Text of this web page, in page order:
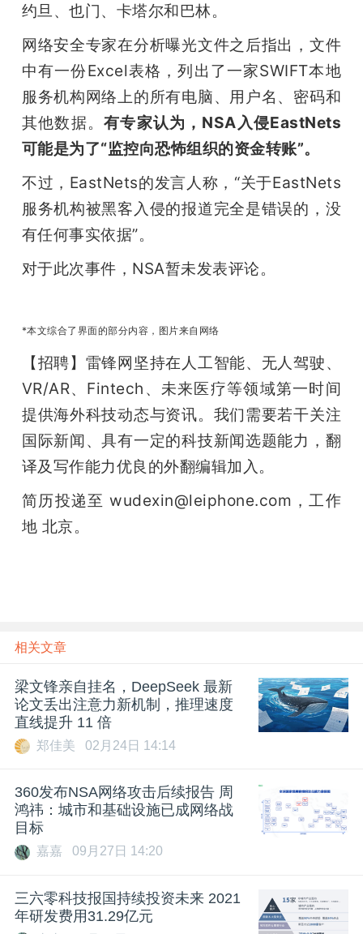
约旦、也门、卡塔尔和巴林。
网络安全专家在分析曝光文件之后指出，文件
中有一份Excel表格，列出了一家SWIFT本地
服务机构网络上的所有电脑、用户名、密码和
其他数据。有专家认为，NSA入侵EastNets
可能是为了“监控向恐怖组织的资金转账”。
不过，EastNets的发言人称，“关于EastNets
服务机构被黑客入侵的报道完全是错误的，没
有任何事实依据”。
对于此次事件，NSA暂未发表评论。
*本文综合了界面的部分内容，图片来自网络
【招聘】雷锋网坚持在人工智能、无人驾驶、
VR/AR、Fintech、未来医疗等领域第一时间
提供海外科技动态与资讯。我们需要若干关注
国际新闻、具有一定的科技新闻选题能力，翻
译及写作能力优良的外翻编辑加入。
简历投递至 wudexin@leiphone.com，工作
地 北京。
相关文章
梁文锋亲自挂名，DeepSeek 最新
论文丢出注意力新机制，推理速度
直线提升 11 倍
郑佳美 02月24日 14:14
360发布NSA网络攻击后续报告 周
鸿祎：城市和基础设施已成网络战
目标
嘉嘉 09月27日 14:20
三六零科技报国持续投资未来 2021
年研发费用31.29亿元